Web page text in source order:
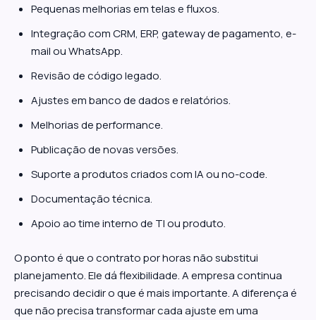
Pequenas melhorias em telas e fluxos.
Integração com CRM, ERP, gateway de pagamento, e-
mail ou WhatsApp.
Revisão de código legado.
Ajustes em banco de dados e relatórios.
Melhorias de performance.
Publicação de novas versões.
Suporte a produtos criados com IA ou no-code.
Documentação técnica.
Apoio ao time interno de TI ou produto.
O ponto é que o contrato por horas não substitui
planejamento. Ele dá flexibilidade. A empresa continua
precisando decidir o que é mais importante. A diferença é
que não precisa transformar cada ajuste em uma